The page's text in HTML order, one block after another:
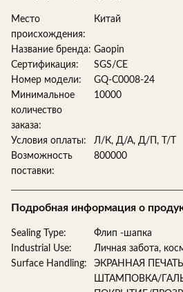
Место
происхождения:
Китай
Название бренда: Gaopin
Сертификация:
SGS/CE
Номер модели:
GQ-C0008-24
Минимальное
количество
заказа:
10000
Условия оплаты:
Л/К, Д/А, Д/П, Т/Т
Возможность
поставки:
800000
Подробная информация о
Sealing Type:
Флип -шапка
Industrial Use:
Личная забота,
Surface Handling:
ЭКРАННАЯ
ШТАМПОВКА/